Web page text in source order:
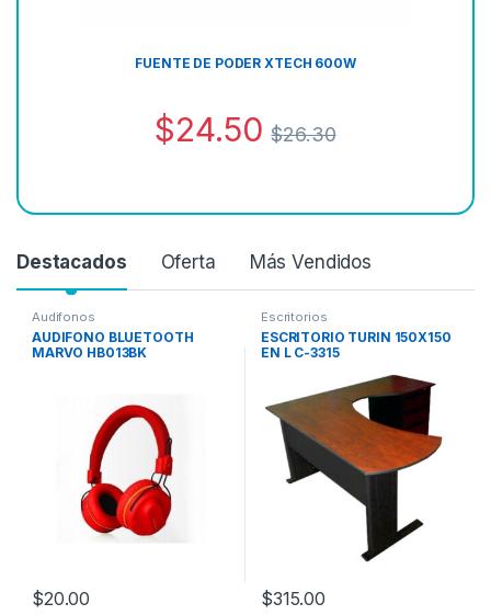
FUENTE DE PODER XTECH 600W
$24.50 $26.30
Destacados Oferta Más Vendidos
Audifonos
AUDIFONO BLUETOOTH
MARVO HB013BK
$20.00
Escritorios
ESCRITORIO TURIN 150X150
EN L C-3315
$315.00